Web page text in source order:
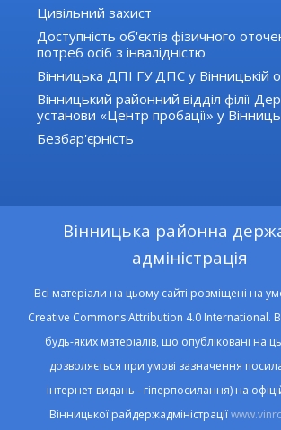
Цивільний захист
Доступність об'єктів фізичного
потреб осіб з інвалідністю
Вінницька ДПІ ГУ ДПС у Вінницькій
Вінницький районний відділ філії
установи «Центр пробації» у
Безбар'єрність
Вінницька районна
адміністрація
Всі матеріали на цьому сайті розміщені на
Creative Commons Attribution 4.0 International.
будь-яких матеріалів, що опубліковані на
дозволяється при умові зазначення
інтернет-видань - гіперпосилання) на
Вінницької райдержадміністрації